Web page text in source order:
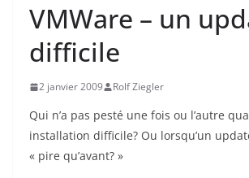
VMWare – un
difficile
2 janvier 2009 Rolf Ziegler
Qui n’a pas pesté une fois ou l’autre
installation difficile? Ou lorsqu’un
« pire qu’avant? »